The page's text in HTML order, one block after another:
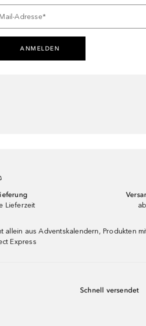
Adresse*
ANMELDEN
Lieferzeit
allein aus Adventskalendern, Produkten
Express
Schnell versendet